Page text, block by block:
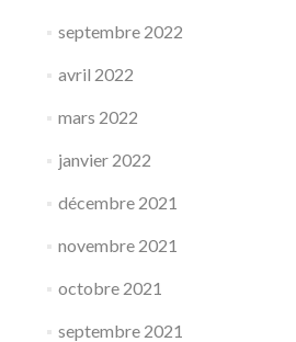
septembre 2022
avril 2022
mars 2022
janvier 2022
décembre 2021
novembre 2021
octobre 2021
septembre 2021